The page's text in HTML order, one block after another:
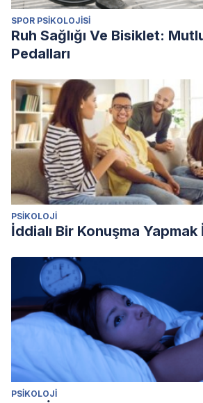
SPOR PSIKOLOJISI
Ruh Sağlığı Ve Bisiklet:
Pedalları
PSIKOLOJI
İddialı Bir Konuşma Yapmak
PSIKOLOJI